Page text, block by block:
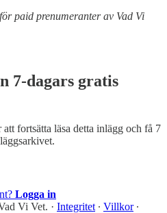
paid prenumeranter av Vad Vi
7-dagars gratis
att fortsätta läsa detta inlägg och få 7
Logga in
Vi Vet. · Integritet ∙ Villkor∙